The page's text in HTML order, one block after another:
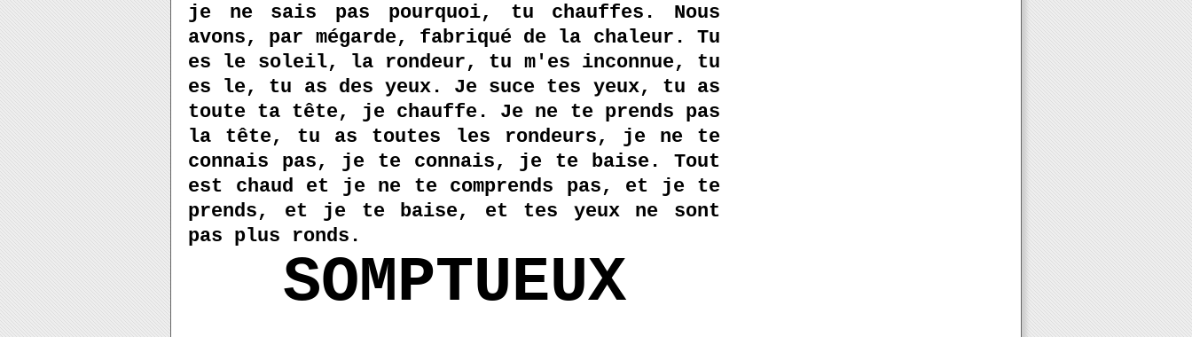
je ne sais pas pourquoi, tu chauffes. Nous
avons, par mégarde, fabriqué de la chaleur. Tu
es le soleil, la rondeur, tu m'es inconnue, tu
es le, tu as des yeux. Je suce tes yeux, tu as
toute ta tête, je chauffe. Je ne te prends pas
la tête, tu as toutes les rondeurs, je ne te
connais pas, je te connais, je te baise. Tout
est chaud et je ne te comprends pas, et je te
prends, et je te baise, et tes yeux ne sont
pas plus ronds.
SOMPTUEUX